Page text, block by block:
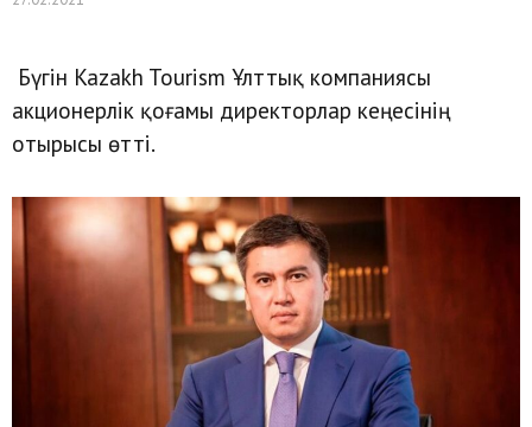
Бүгін Kazakh Tourism Ұлттық компаниясы
акционерлік қоғамы директорлар кеңесінің
отырысы өтті.